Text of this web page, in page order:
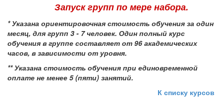
Запуск групп по мере набора.
*Указана ориентировочная стоимость обучения за один
месяц, для групп 3 - 7 человек. Один полный курс
обучения в группе составляет от 96 академических
часов, в зависимости от уровня.
** Указана стоимость обучения при единовременной
оплате не менее 5 (пяти) занятий.
К списку курсов